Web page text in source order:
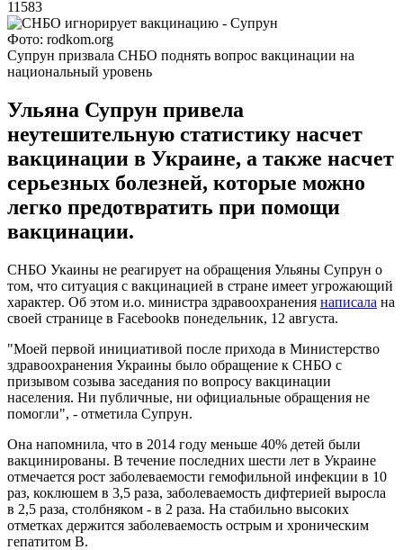
11583
Фото: rodkom.org
Супрун призвала СНБО поднять вопрос вакцинации на
национальный уровень
Ульяна Супрун привела
неутешительную статистику насчет
вакцинации в Украине, а также насчет
серьезных болезней, которые можно
легко предотвратить при помощи
вакцинации.
СНБО Укаины не реагирует на обращения Ульяны Супрун о
том, что ситуация с вакцинацией в стране имеет угрожающий
характер. Об этом и.о. министра здравоохранения написала на
своей странице в Facebookв понедельник, 12 августа.
"Моей первой инициативой после прихода в Министерство
здравоохранения Украины было обращение к СНБО с
призывом созыва заседания по вопросу вакцинации
населения. Ни публичные, ни официальные обращения не
помогли", - отметила Супрун.
Она напомнила, что в 2014 году меньше 40% детей были
вакцинированы. В течение последних шести лет в Украине
отмечается рост заболеваемости гемофильной инфекции в 10
раз, коклюшем в 3,5 раза, заболеваемость дифтерией выросла
в 2,5 раза, столбняком - в 2 раза. На стабильно высоких
отметках держится заболеваемость острым и хроническим
гепатитом В.